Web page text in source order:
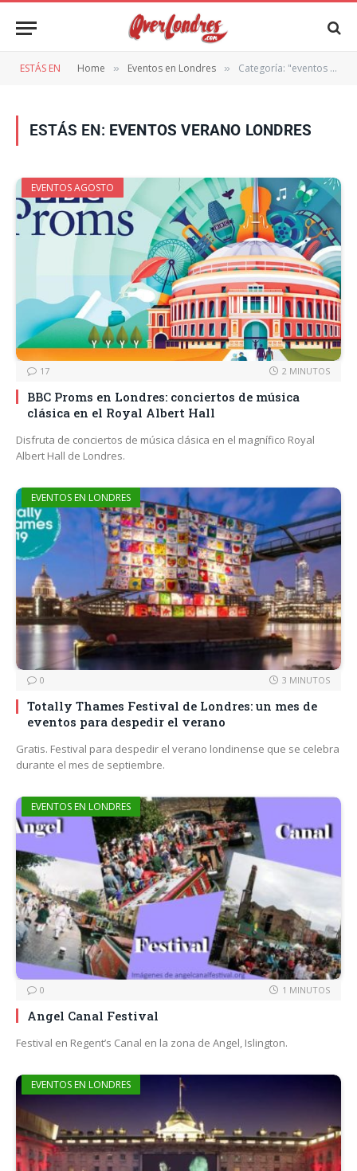
ESTÁS EN Home » Eventos en Londres » Categoría: "eventos verano londres"
ESTÁS EN: EVENTOS VERANO LONDRES
EVENTOS AGOSTO
17 2 MINUTOS
BBC Proms en Londres: conciertos de música
clásica en el Royal Albert Hall
Disfruta de conciertos de música clásica en el magnífico Royal
Albert Hall de Londres.
EVENTOS EN LONDRES
0 3 MINUTOS
Totally Thames Festival de Londres: un mes de
eventos para despedir el verano
Gratis. Festival para despedir el verano londinense que se celebra
durante el mes de septiembre.
EVENTOS EN LONDRES
0 1 MINUTOS
Angel Canal Festival
Festival en Regent’s Canal en la zona de Angel, Islington.
EVENTOS EN LONDRES